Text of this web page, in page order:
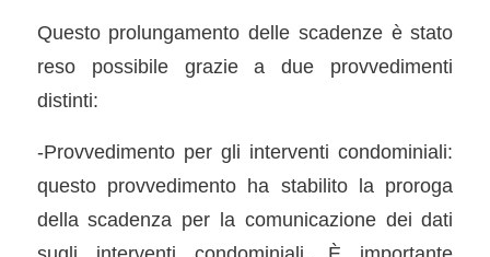
Questo prolungamento delle scadenze è stato
reso possibile grazie a due provvedimenti
distinti:
-Provvedimento per gli interventi condominiali:
questo provvedimento ha stabilito la proroga
della scadenza per la comunicazione dei dati